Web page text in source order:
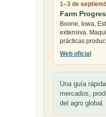
1–3 de
Farm
Boone, Iowa,
extensiva.
prácticas
Web oficial
Una guía
mercados,
del agro global.